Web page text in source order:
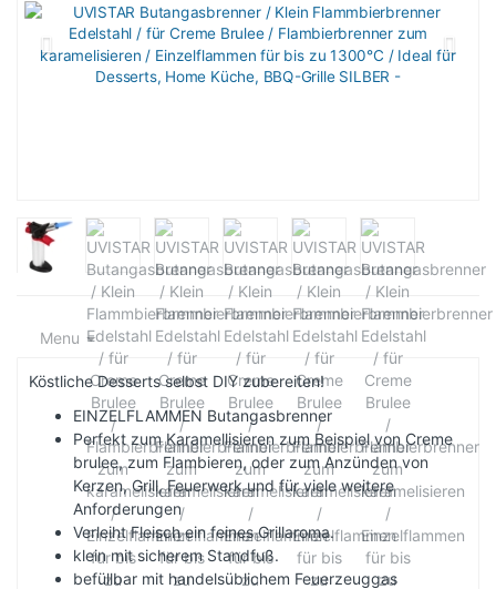
Menu
Köstliche Desserts selbst DIY zubereiten!
EINZELFLAMMEN Butangasbrenner
Perfekt zum Karamellisieren zum Beispiel von Creme
brulee, zum Flambieren, oder zum Anzünden von
Kerzen, Grill, Feuerwerk und für viele weitere
Anforderungen
Verleiht Fleisch ein feines Grillaroma.
klein mit sicherem Standfuß.
befüllbar mit handelsüblichem Feuerzeuggas